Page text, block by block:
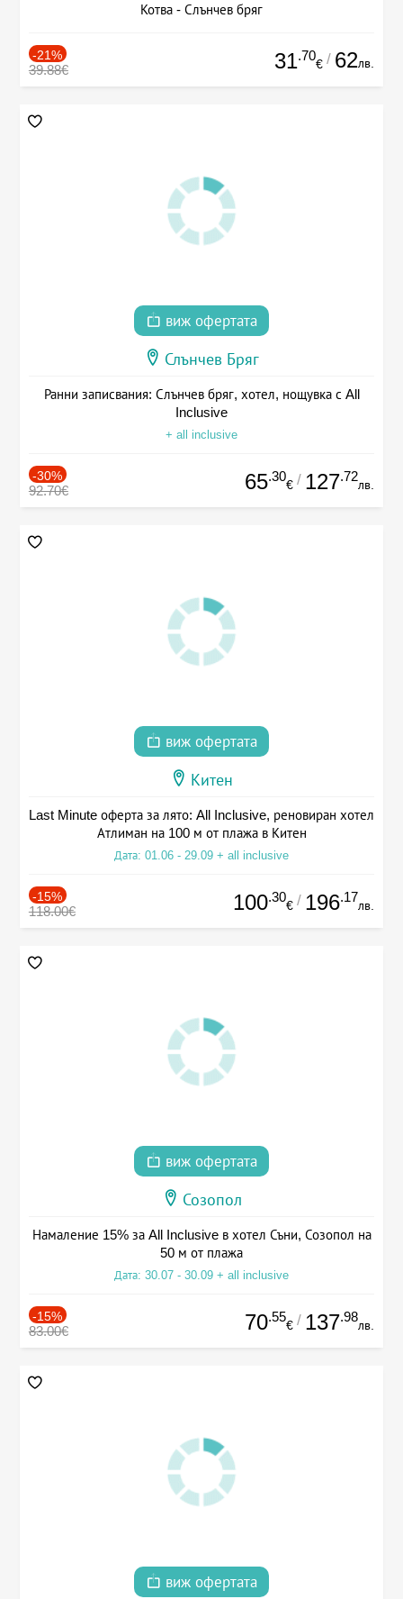
Котва - Слънчев бряг
-21%
39.88€ 31.70
€ / 62лв.
виж офертата
Слънчев Бряг
Ранни записвания: Слънчев бряг, хотел, нощувка с All
Inclusive
+ all inclusive
-30%
92.70€ 65.30
€ / 127.72
лв.
виж офертата
Китен
Last Minute оферта за лято: All Inclusive, реновиран хотел
Атлиман на 100 м от плажа в Китен
Дата: 01.06 - 29.09 + all inclusive
-15%
118.00€ 100.30
€ / 196.17
лв.
виж офертата
Созопол
Намаление 15% за All Inclusive в хотел Съни, Созопол на
50 м от плажа
Дата: 30.07 - 30.09 + all inclusive
-15%
83.00€ 70.55
€ / 137.98
лв.
виж офертата